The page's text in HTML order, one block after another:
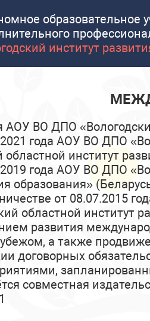
образовательное
институт
АОУ ВО ДПО
года АОУ ВО ДПО
областной институт
года АОУ ВО ДПО
образования»
от 08.07.2015
областной институт
развития
а также
договорных
совместная